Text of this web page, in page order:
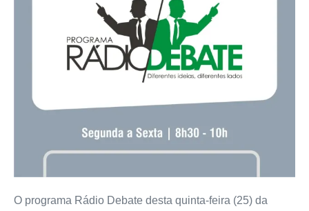
O programa Rádio Debate desta quinta-feira (25) da